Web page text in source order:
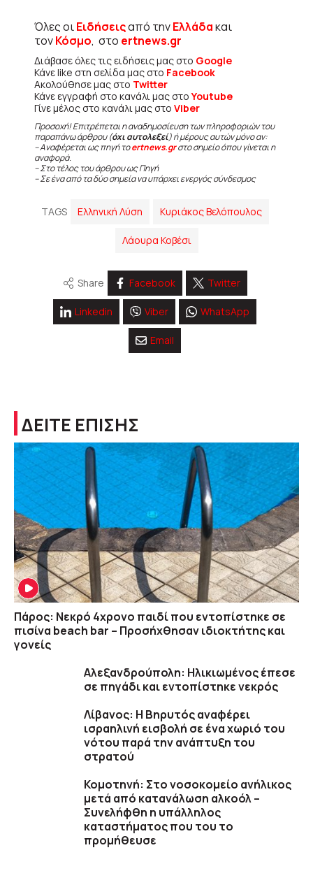
Όλες οιΕιδήσειςαπό τηνΕλλάδακαι
τονΚόσμο, στο ertnews.gr
Διάβασε όλες τις ειδήσεις μας στο Google
Κάνε like στη σελίδα μας στο Facebook
Ακολούθησε μας στο Twitter
Κάνε εγγραφή στο κανάλι μας στοYoutube
Γίνε μέλος στο κανάλι μας στο Viber
Προσοχή! Επιτρέπεται η αναδημοσίευση των πληροφοριών του
παραπάνω άρθρου (όχι αυτολεξεί) ή μέρους αυτών μόνο αν:
– Αναφέρεται ως πηγή τοertnews.grστο σημείο όπου γίνεται η
αναφορά.
– Στο τέλος του άρθρου ως Πηγή
– Σε ένα από τα δύο σημεία να υπάρχει ενεργός σύνδεσμος
TAGS Ελληνική Λύση Κυριάκος Βελόπουλος
Λάουρα Κοβέσι
Share Facebook Twitter
Linkedin Viber WhatsApp
Email
ΔΕΙΤΕ ΕΠΙΣΗΣ
Πάρος: Νεκρό 4χρονο παιδί που εντοπίστηκε σε
πισίνα beach bar – Προσήχθησαν ιδιοκτήτης και
γονείς
Αλεξανδρούπολη: Ηλικιωμένος έπεσε
σε πηγάδι και εντοπίστηκε νεκρός
Λίβανος: Η Βηρυτός αναφέρει
ισραηλινή εισβολή σε ένα χωριό του
νότου παρά την ανάπτυξη του
στρατού
Κομοτηνή: Στο νοσοκομείο ανήλικος
μετά από κατανάλωση αλκοόλ –
Συνελήφθη η υπάλληλος
καταστήματος που του το
προμήθευσε